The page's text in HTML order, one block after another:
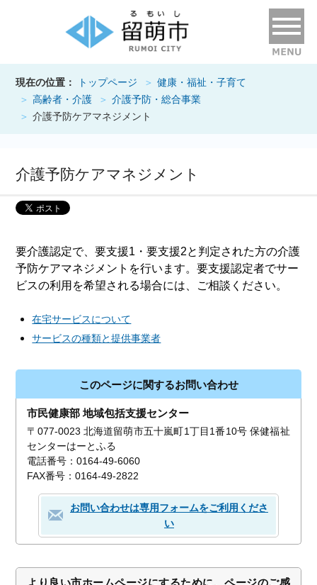
現在の位置： トップページ
健康・福祉・子育て
高齢者・介護
介護予防・総合事業
介護予防ケアマネジメント
介護予防ケアマネジメント
要介護認定で、要支援1・要支援2と判定された方の介護
予防ケアマネジメントを行います。要支援認定者でサー
ビスの利用を希望される場合には、ご相談ください。
在宅サービスについて
サービスの種類と提供事業者
このページに関するお問い合わせ
市民健康部 地域包括支援センター
〒077-0023 北海道留萌市五十嵐町1丁目1番10号 保健福祉
センターはーとふる
電話番号：0164-49-6060
FAX番号：0164-49-2822
お問い合わせは専用フォームをご利用くださ
い
より良い市ホームページにするために、ページのご感